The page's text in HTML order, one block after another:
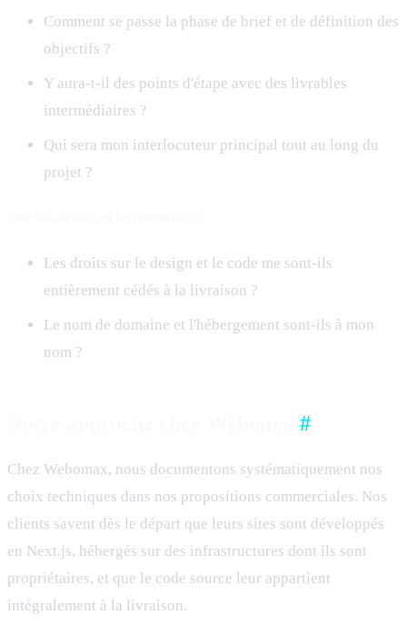
Comment se passe la phase de brief et de définition des
objectifs ?
Y aura-t-il des points d'étape avec des livrables
intermédiaires ?
Qui sera mon interlocuteur principal tout au long du
projet ?
Les droits sur le design et le code me sont-ils
entièrement cédés à la livraison ?
Le nom de domaine et l'hébergement sont-ils à mon
nom ?
#
Chez Webomax, nous documentons systématiquement nos
choix techniques dans nos propositions commerciales. Nos
clients savent dès le départ que leurs sites sont développés
en Next.js, hébergés sur des infrastructures dont ils sont
propriétaires, et que le code source leur appartient
intégralement à la livraison.